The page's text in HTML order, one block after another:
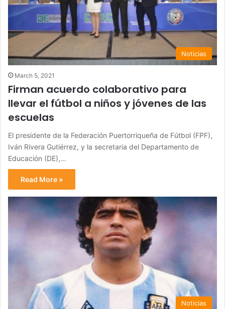
Noticias
March 5, 2021
Firman acuerdo colaborativo para
llevar el fútbol a niños y jóvenes de las
escuelas
El presidente de la Federación Puertorriqueña de Fútbol (FPF),
Iván Rivera Gutiérrez, y la secretaria del Departamento de
Educación (DE),…
Read More »
Noticias